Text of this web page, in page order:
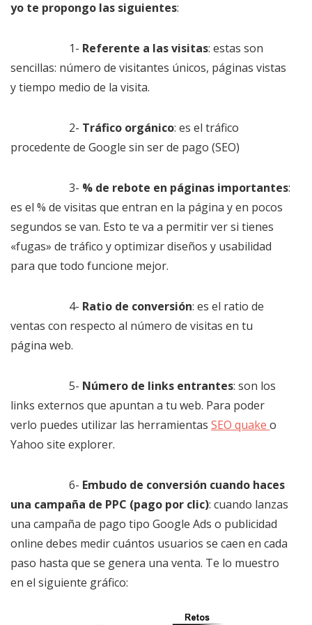
yo te propongo las siguientes:
1- Referente a las visitas: estas son
sencillas: número de visitantes únicos, páginas vistas
y tiempo medio de la visita.
2- Tráfico orgánico: es el tráfico
procedente de Google sin ser de pago (SEO)
3- % de rebote en páginas importantes:
es el % de visitas que entran en la página y en pocos
segundos se van. Esto te va a permitir ver si tienes
«fugas» de tráfico y optimizar diseños y usabilidad
para que todo funcione mejor.
4- Ratio de conversión: es el ratio de
ventas con respecto al número de visitas en tu
página web.
5- Número de links entrantes: son los
links externos que apuntan a tu web. Para poder
verlo puedes utilizar las herramientas SEO quake o
Yahoo site explorer.
6- Embudo de conversión cuando haces
una campaña de PPC (pago por clic): cuando lanzas
una campaña de pago tipo Google Ads o publicidad
online debes medir cuántos usuarios se caen en cada
paso hasta que se genera una venta. Te lo muestro
en el siguiente gráfico: